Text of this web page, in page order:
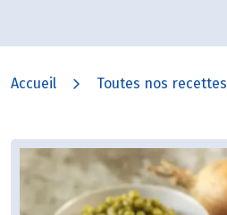
Accueil Toutes nos recettes